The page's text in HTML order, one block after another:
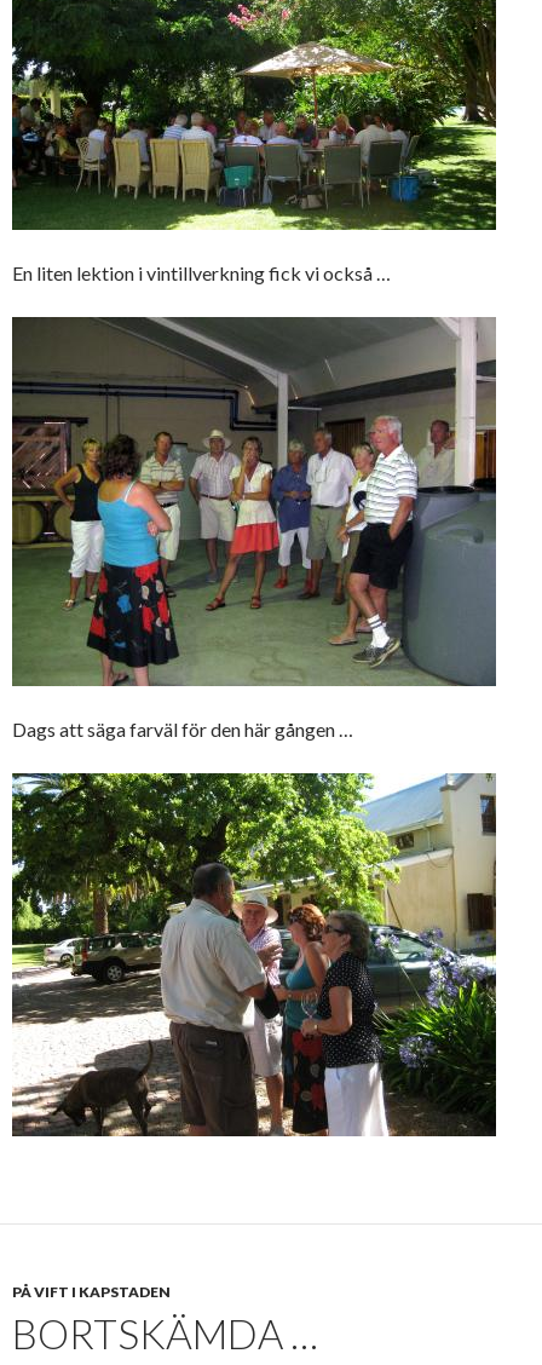
En liten lektion i vintillverkning fick vi också …
Dags att säga farväl för den här gången …
PÅ VIFT I KAPSTADEN
BORTSKÄMDA …